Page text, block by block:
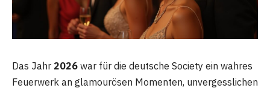
Das Jahr 2026 war für die deutsche Society ein wahres
Feuerwerk an glamourösen Momenten, unvergesslichen